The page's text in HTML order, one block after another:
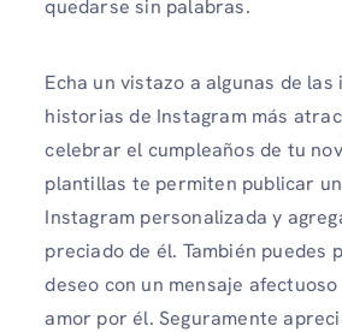
quedarse sin palabras.
Echa un vistazo a algunas de las
historias de Instagram más
celebrar el cumpleaños de tu
plantillas te permiten publicar
Instagram personalizada y
preciado de él. También puedes
deseo con un mensaje
amor por él. Seguramente